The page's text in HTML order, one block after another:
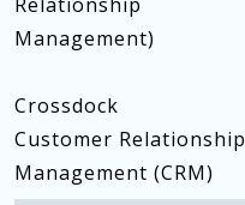
Management)
Crossdock
Customer Relationship
Management (CRM)